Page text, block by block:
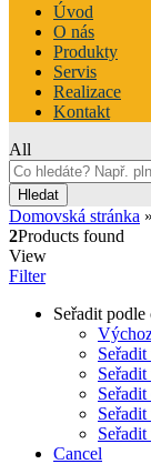
Úvod
O nás
Produkty
Servis
Realizace
Kontakt
All
Hledat
Domovská stránka »
2Products found
View
Filter
Seřadit
Cancel